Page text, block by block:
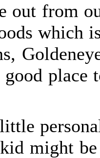
out from
which
place
might